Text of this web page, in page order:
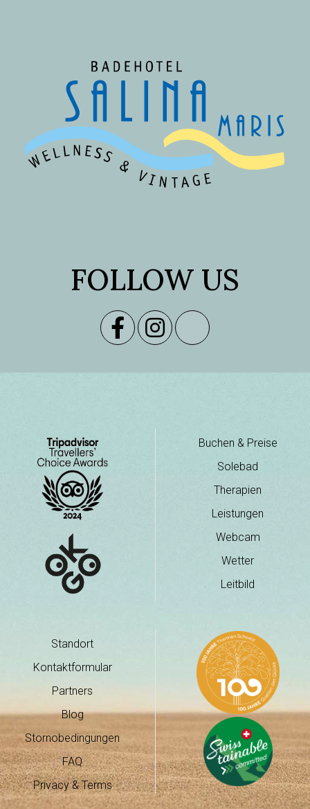
FOLLOW US
Buchen & Preise
Solebad
Therapien
Leistungen
Webcam
Wetter
Leitbild
Standort
Kontaktformular
Partners
Blog
Stornobedingungen
FAQ
Privacy & Terms